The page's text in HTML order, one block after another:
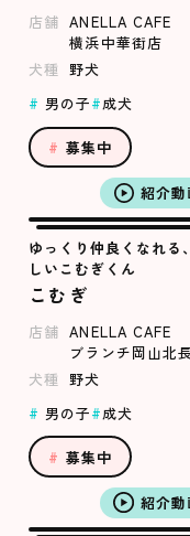
店舗 ANELLA CAFE
横浜中華街店
犬種
野犬
男の子
成犬
募集中
紹介動
ゆっくり仲良くなれる
しいこむぎくん
こむぎ
店舗 ANELLA CAFE
ブランチ岡山北
犬種
野犬
男の子
成犬
募集中
紹介動